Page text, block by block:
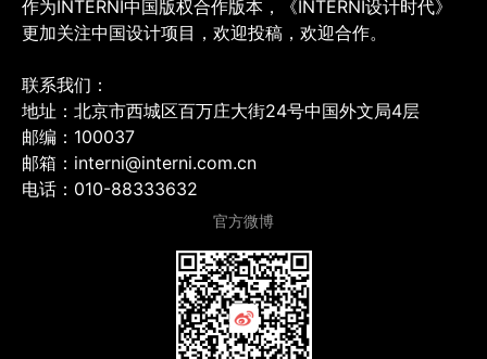
作为INTERNI中国版权合作版本，《INTERNI设计时代》
更加关注中国设计项目，欢迎投稿，欢迎合作。
联系我们：
地址：北京市西城区百万庄大街24号中国外文局4层
邮编：100037
邮箱：interni@interni.com.cn
电话：010-88333632
官方微博